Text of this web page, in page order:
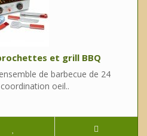
et grill BBQ
de barbecue de 24
oeil..